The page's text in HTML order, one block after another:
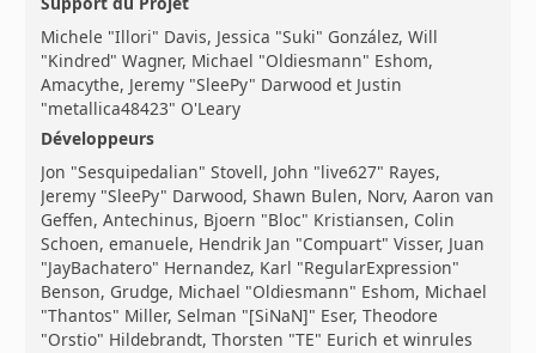
Michele "Illori" Davis, Jessica "Suki" González, Will
"Kindred" Wagner, Michael "Oldiesmann" Eshom,
Amacythe, Jeremy "SleePy" Darwood et Justin
"metallica48423" O'Leary
Développeurs
Jon "Sesquipedalian" Stovell, John "live627" Rayes,
Jeremy "SleePy" Darwood, Shawn Bulen, Norv, Aaron van
Geffen, Antechinus, Bjoern "Bloc" Kristiansen, Colin
Schoen, emanuele, Hendrik Jan "Compuart" Visser, Juan
"JayBachatero" Hernandez, Karl "RegularExpression"
Benson, Grudge, Michael "Oldiesmann" Eshom, Michael
"Thantos" Miller, Selman "[SiNaN]" Eser, Theodore
"Orstio" Hildebrandt, Thorsten "TE" Eurich et winrules